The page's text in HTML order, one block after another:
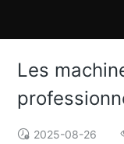
Les
2025-08-26